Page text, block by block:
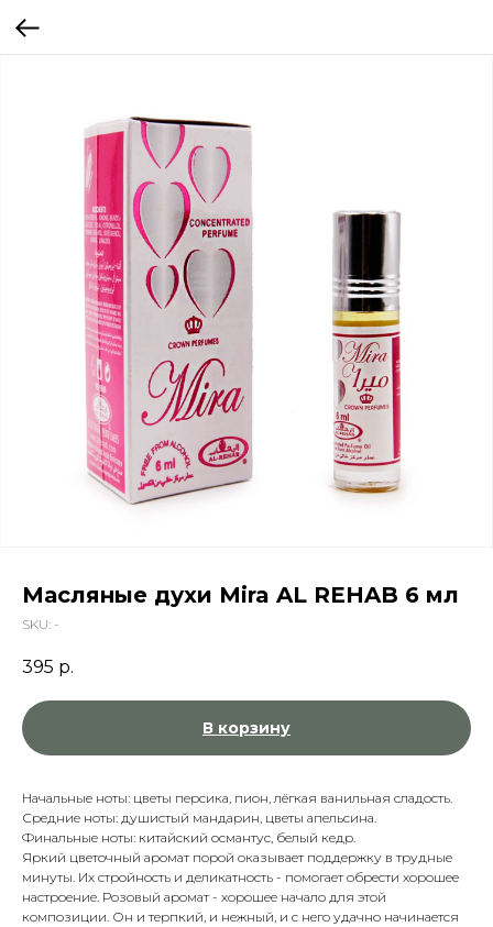
Масляные духи Mira AL REHAB 6 мл
SKU: -
395 р.
В корзину
Начальные ноты: цветы персика, пион, лёгкая ванильная сладость.
Средние ноты: душистый мандарин, цветы апельсина.
Финальные ноты: китайский османтус, белый кедр.
Яркий цветочный аромат порой оказывает поддержку в трудные
минуты. Их стройность и деликатность - помогает обрести хорошее
настроение. Розовый аромат - хорошее начало для этой
композиции. Он и терпкий, и нежный, и с него удачно начинается